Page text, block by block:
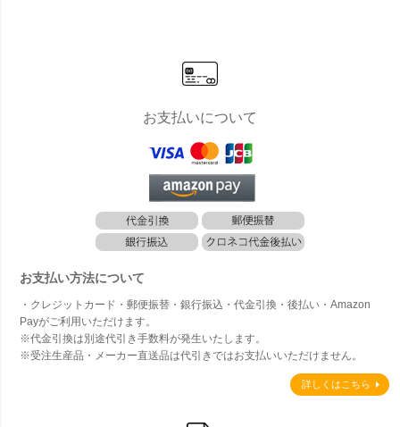
お支払いについて
お支払い方法について
・クレジットカード・郵便振替・銀行振込・代金引換・後払い・Amazon
Payがご利用いただけます。
※代金引換は別途代引き手数料が発生いたします。
※受注生産品・メーカー直送品は代引きではお支払いいただけません。
詳しくはこちら